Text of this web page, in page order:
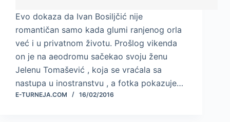
Evo dokaza da Ivan Bosiljčić nije
romantičan samo kada glumi ranjenog orla
već i u privatnom životu. Prošlog vikenda
on je na aeodromu sačekao svoju ženu
Jelenu Tomašević , koja se vraćala sa
nastupa u inostranstvu , a fotka pokazuje…
E-TURNEJA.COM 16/02/2016